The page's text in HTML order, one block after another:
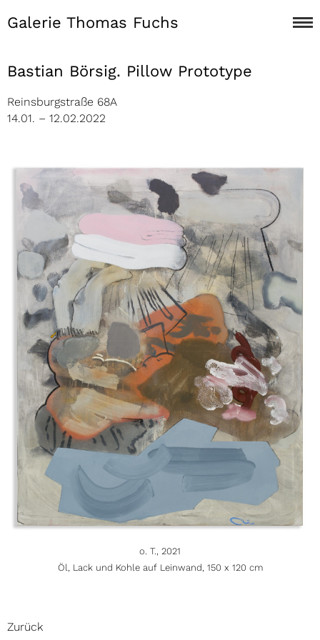
Galerie Thomas Fuchs
Bastian Börsig. Pillow Prototype
Reinsburgstraße 68A
14.01. – 12.02.2022
o. T., 2021
Öl, Lack und Kohle auf Leinwand, 150 x 120 cm
Zurück